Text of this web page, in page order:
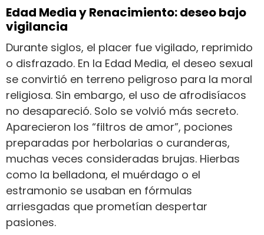
Edad Media y Renacimiento: deseo bajo
vigilancia
Durante siglos, el placer fue vigilado, reprimido
o disfrazado. En la Edad Media, el deseo sexual
se convirtió en terreno peligroso para la moral
religiosa. Sin embargo, el uso de afrodisíacos
no desapareció. Solo se volvió más secreto.
Aparecieron los “filtros de amor”, pociones
preparadas por herbolarias o curanderas,
muchas veces consideradas brujas. Hierbas
como la belladona, el muérdago o el
estramonio se usaban en fórmulas
arriesgadas que prometían despertar
pasiones.